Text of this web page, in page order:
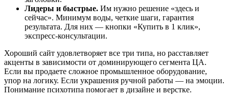
Лидеры и быстрые. Им нужно решение «здесь и
сейчас». Минимум воды, четкие шаги, гарантия
результата. Для них — кнопки «Купить в 1 клик»,
экспресс-консультации.
Хороший сайт удовлетворяет все три типа, но расставляет
акценты в зависимости от доминирующего сегмента ЦА.
Если вы продаете сложное промышленное оборудование,
упор на логику. Если украшения ручной работы — на эмоции.
Понимание психотипа помогает в дизайне и верстке.